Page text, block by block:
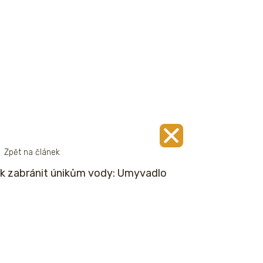
Zpět na článek
zabránit únikům vody: Umyvadlo